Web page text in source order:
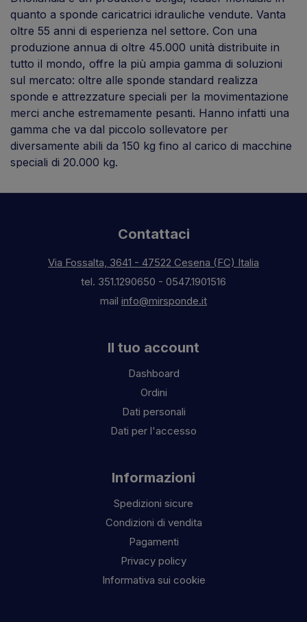
quanto a sponde caricatrici idrauliche vendute. Vanta
oltre 55 anni di esperienza nel settore. Con una
produzione annua di oltre 45.000 unità distribuite in
tutto il mondo, offre la più ampia gamma di soluzioni
sul mercato: oltre alle sponde standard realizza
sponde e attrezzature speciali per la movimentazione
merci anche estremamente pesanti. Hanno infatti una
gamma che va dal piccolo sollevatore per
diversamente abili da 150 kg fino al carico di macchine
speciali di 20.000 kg.
Contattaci
Via Fossalta, 3641 - 47522 Cesena (FC) Italia
tel. 351.1290650 - 0547.1901516
mail info@mirsponde.it
Il tuo account
Dashboard
Ordini
Dati personali
Dati per l'accesso
Informazioni
Spedizioni sicure
Condizioni di vendita
Pagamenti
Privacy policy
Informativa sui cookie